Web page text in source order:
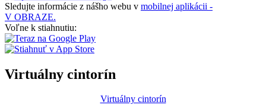
Sledujte informácie z nášho webu v mobilnej aplikácii -
V OBRAZE.
Voľne k stiahnutiu:
Virtuálny cintorín
Virtuálny cintorín